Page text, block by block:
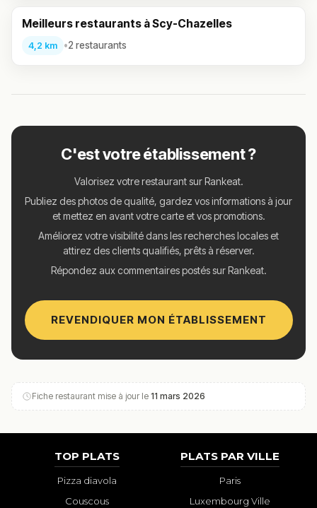
Meilleurs restaurants à Scy-Chazelles
4,2 km •2 restaurants
C'est votre établissement ?
Valorisez votre restaurant sur Rankeat.
Publiez des photos de qualité, gardez vos informations à jour
et mettez en avant votre carte et vos promotions.
Améliorez votre visibilité dans les recherches locales et
attirez des clients qualifiés, prêts à réserver.
Répondez aux commentaires postés sur Rankeat.
REVENDIQUER MON ÉTABLISSEMENT
Fiche restaurant mise à jour le 11 mars 2026
TOP PLATS
Pizza diavola
Couscous
PLATS PAR VILLE
Paris
Luxembourg Ville